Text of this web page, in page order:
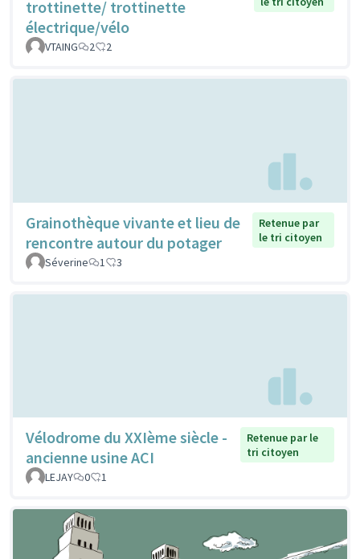
trottinette/ trottinette
électrique/vélo
VTAING 2 2
Grainothèque vivante et lieu de
rencontre autour du potager
Retenue par
le tri citoyen
Séverine
1 3
Vélodrome du XXIème siècle -
ancienne usine ACI
Retenue par le
tri citoyen
LEJAY
0 1